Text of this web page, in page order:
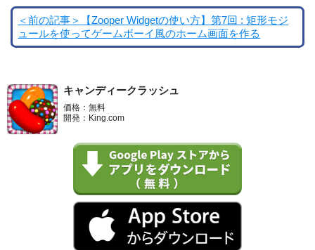
＜前の記事＞【Zooper Widgetの使い方】第7回 : 矩形モジ
ュールを使ってゲームボーイ風のホーム画面を作る
キャンディークラッシュ
価格：無料
開発：King.com